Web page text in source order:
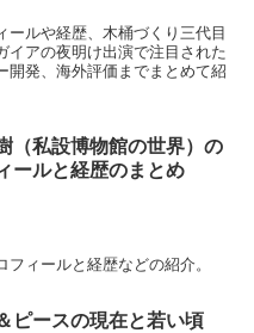
ールや経歴、木桶づくり三代目
イアの夜明け出演で注目された
開発、海外評価までまとめて紹
（私設博物館の世界）の
ールと経歴のまとめ
ィールと経歴などの紹介。
ピースの現在と若い頃